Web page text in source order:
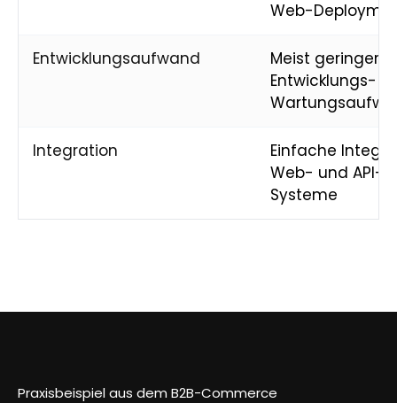
Web-
Entwicklungsaufwand
Meist geringerer
Entwicklungs-
Integration
Einfache
Web- und API-
Systeme
Praxisbeispiel aus dem B2B-Commerce